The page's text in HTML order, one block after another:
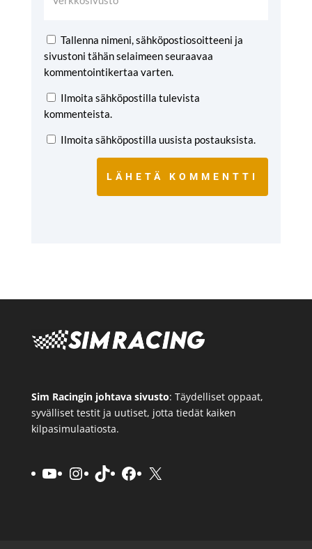
Tallenna nimeni, sähköpostiosoitteeni ja
sivustoni tähän selaimeen seuraavaa
kommentointikertaa varten.
Ilmoita sähköpostilla tulevista
kommenteista.
Ilmoita sähköpostilla uusista postauksista.
LÄHETÄ KOMMENTTI
Sim Racingin johtava sivusto: Täydelliset oppaat,
syvälliset testit ja uutiset, jotta tiedät kaiken
kilpasimulaatiosta.
YouTube
Instagram
TikTokFacebook
X